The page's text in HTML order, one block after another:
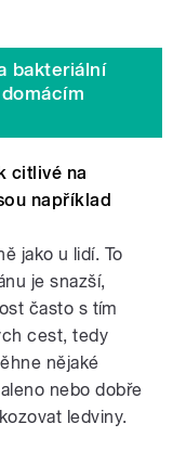
bakteriální
citlivé na
například
jako u lidí. To
je snazší,
často s tím
cest, tedy
nějaké
nebo dobře
ledviny.